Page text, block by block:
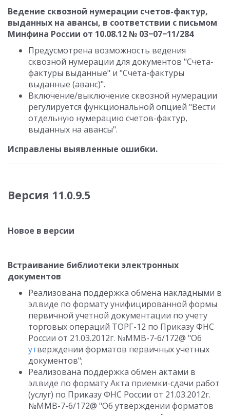
Ведение сквозной нумерации счетов-фактур,
выданных на авансы, в соответствии с письмом
Минфина России от 10.08.12 № 03−07−11/284
Предусмотрена возможность ведения
сквозной нумерации для документов "Счета-
фактуры выданные" и "Счета-фактуры
выданные (аванс)".
Включение/выключение сквозной нумерации
регулируется функциональной опцией "Вести
отдельную нумерацию счетов-фактур,
выданных на авансы".
Исправлены выявленные ошибки.
Версия 11.0.9.5
Новое в версии
Встраивание библиотеки электронных
документов
Реализована поддержка обмена накладными в
эл.виде по формату унифицированной формы
первичной учетной документации по учету
торговых операций ТОРГ-12 по Приказу ФНС
России от 21.03.2012г. №ММВ-7-6/172@ "Об
утверждении форматов первичных учетных
документов";
Реализована поддержка обмен актами в
эл.виде по формату Акта приемки-сдачи работ
(услуг) по Приказу ФНС России от 21.03.2012г.
№ММВ-7-6/172@ "Об утверждении форматов